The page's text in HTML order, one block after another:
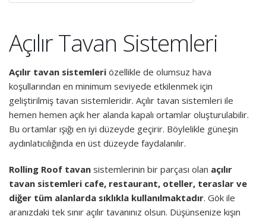
Açılır Tavan Sistemleri
Açılır tavan sistemleri özellikle de olumsuz hava
koşullarından en minimum seviyede etkilenmek için
geliştirilmiş tavan sistemleridir. Açılır tavan sistemleri ile
hemen hemen açık her alanda kapalı ortamlar oluşturulabilir.
Bu ortamlar ışığı en iyi düzeyde geçirir. Böylelikle güneşin
aydınlatıcılığında en üst düzeyde faydalanılır.
Rolling Roof tavan sistemlerinin bir parçası olan açılır
tavan sistemleri cafe, restaurant, oteller, teraslar ve
diğer tüm alanlarda sıklıkla kullanılmaktadır. Gök ile
aranızdaki tek sınır açılır tavanınız olsun. Düşünsenize kışın